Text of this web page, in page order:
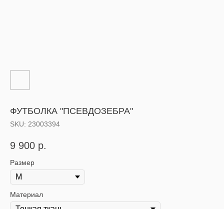
ФУТБОЛКА "ПСЕВДОЗЕБРА"
SKU: 23003394
9 900 р.
Размер
Материал